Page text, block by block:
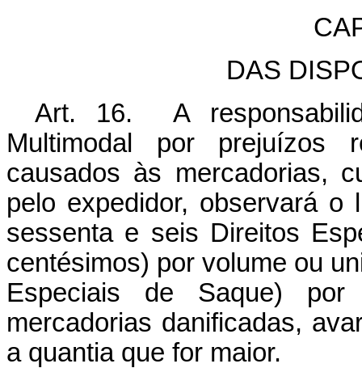
DAS
Art. 16. A
Multimodal por prejuízos
causados às mercadorias,
pelo expedidor, observará
sessenta e seis Direitos
centésimos) por volume ou
Especiais de Saque)
mercadorias danificadas,
a quantia que for maior.